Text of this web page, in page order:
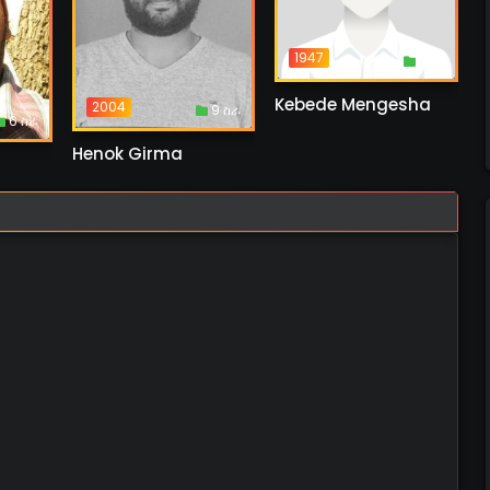
6 ስራ
2004 9 ስራ
Henok Girma
1947
Kebede Mengesha